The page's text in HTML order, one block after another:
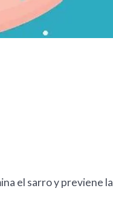
el sarro y previene la